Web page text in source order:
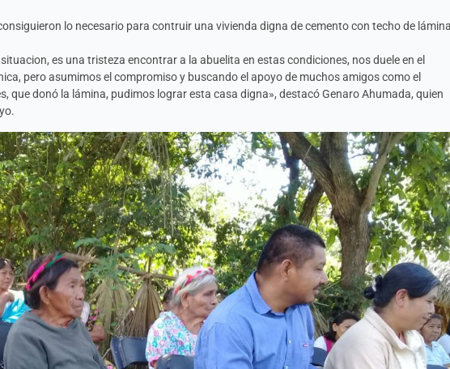
lo necesario para contruir una vivienda digna de cemento con techo de
es una tristeza encontrar a la abuelita en estas condiciones, nos duele en el
pero asumimos el compromiso y buscando el apoyo de muchos amigos como el
que donó la lámina, pudimos lograr esta casa digna», destacó Genaro Ahumada, quien